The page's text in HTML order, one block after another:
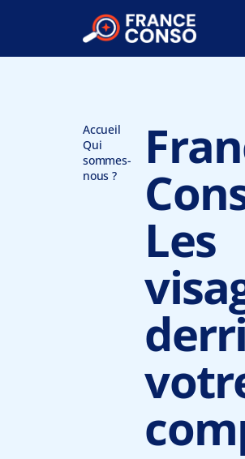
Accueil
Qui
sommes-
nous ?
Les